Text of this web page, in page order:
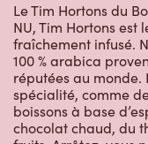
Le Tim Hortons du
NU, Tim Hortons
fraîchement infusé.
100 % arabica
réputées au monde.
spécialité, comme
boissons à base
chocolat chaud, du